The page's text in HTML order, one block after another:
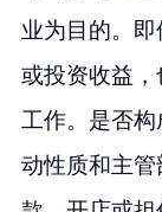
业为目的。
或投资收益
工作。是否
动性质和主